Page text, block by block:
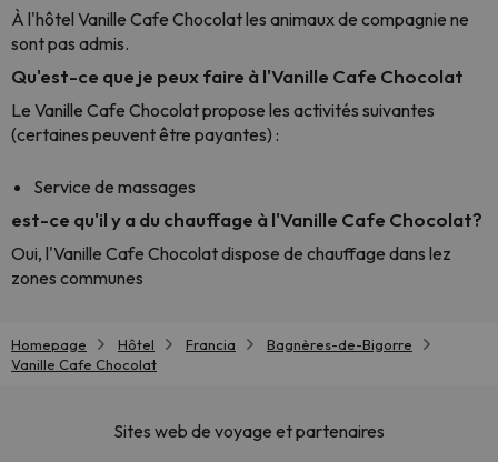
À l'hôtel Vanille Cafe Chocolat les animaux de compagnie ne
sont pas admis.
Qu'est-ce que je peux faire à l'Vanille Cafe Chocolat
Le Vanille Cafe Chocolat propose les activités suivantes
(certaines peuvent être payantes) :
Service de massages
est-ce qu'il y a du chauffage à l'Vanille Cafe Chocolat?
Oui, l'Vanille Cafe Chocolat dispose de chauffage dans lez
zones communes
Homepage Hôtel Francia
Bagnères-de-Bigorre
Vanille Cafe Chocolat
Sites web de voyage et partenaires